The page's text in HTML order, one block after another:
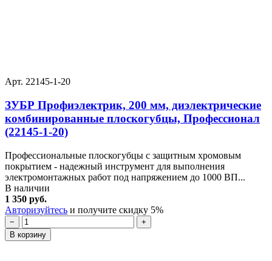
Арт. 22145-1-20
ЗУБР Профиэлектрик, 200 мм, диэлектрические
комбинированные плоскогубцы, Профессионал
(22145-1-20)
Профессиональные плоскогубцы с защитным хромовым
покрытием - надежный инструмент для выполнения
электромонтажных работ под напряжением до 1000 ВП...
В наличии
1 350 руб.
Авторизуйтесь и получите скидку 5%
−
+
В корзину